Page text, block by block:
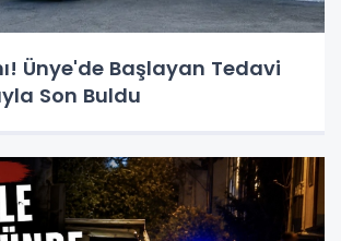
Ünye'de Başlayan Tedavi
Son Buldu